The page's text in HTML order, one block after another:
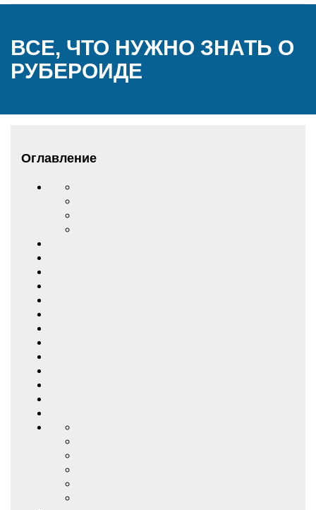
ВСЕ, ЧТО НУЖНО ЗНАТЬ О
РУБЕРОИДЕ
Оглавление